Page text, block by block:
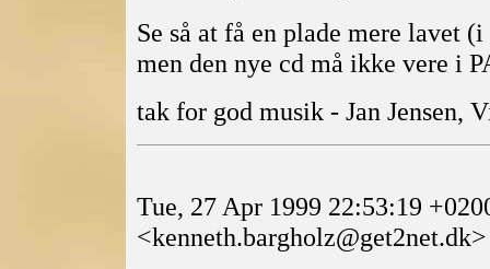
Se så at få en plade mere lavet
men den nye cd må ikke vere i
tak for god musik - Jan Jensen,
Tue, 27 Apr 1999 22:53:19
<kenneth.bargholz@get2net.dk>